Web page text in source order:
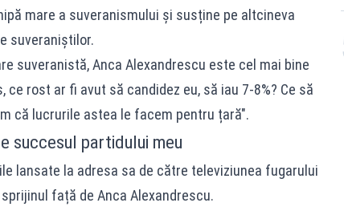
mare a suveranismului și susține pe altcineva
suveraniștilor.
suveranistă, Anca Alexandrescu este cel mai bine
rost ar fi avut să candidez eu, să iau 7-8%? Ce să
că lucrurile astea le facem pentru țară".
succesul partidului meu
lansate la adresa sa de către televiziunea fugarului
față de Anca Alexandrescu.